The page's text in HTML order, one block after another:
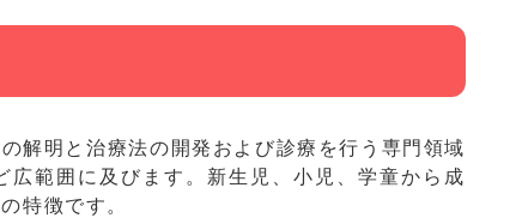
解明と治療法の開発および診療を行う専門領域
範囲に及びます。新生児、小児、学童から成
特徴です。